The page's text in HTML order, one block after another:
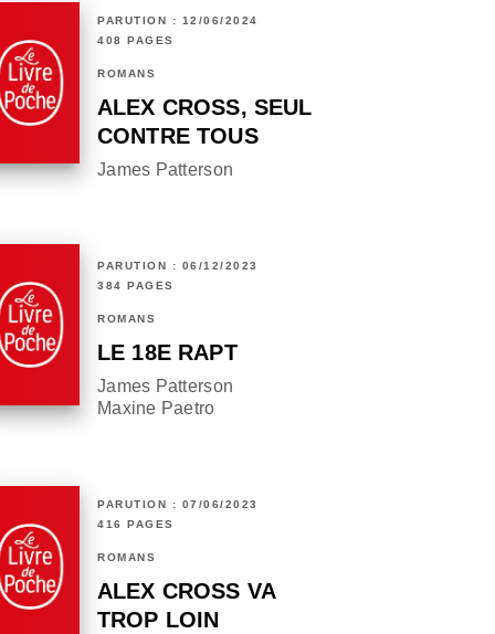
PARUTION : 12/06/2024
408 PAGES
ROMANS
ALEX CROSS, SEUL
CONTRE TOUS
James Patterson
PARUTION : 06/12/2023
384 PAGES
ROMANS
LE 18E RAPT
James Patterson
Maxine Paetro
PARUTION : 07/06/2023
416 PAGES
ROMANS
ALEX CROSS VA
TROP LOIN